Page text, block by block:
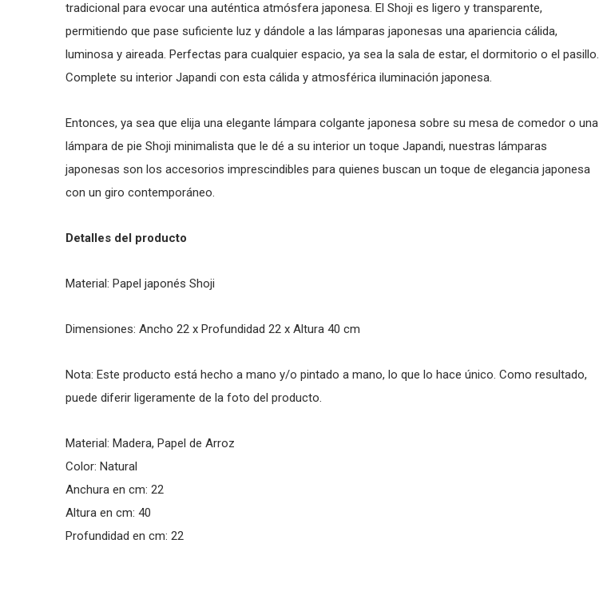
tradicional para evocar una auténtica atmósfera japonesa. El Shoji es ligero y transparente,
permitiendo que pase suficiente luz y dándole a las lámparas japonesas una apariencia cálida,
luminosa y aireada. Perfectas para cualquier espacio, ya sea la sala de estar, el dormitorio o el pasillo.
Complete su interior Japandi con esta cálida y atmosférica iluminación japonesa.
Entonces, ya sea que elija una elegante lámpara colgante japonesa sobre su mesa de comedor o una
lámpara de pie Shoji minimalista que le dé a su interior un toque Japandi, nuestras lámparas
japonesas son los accesorios imprescindibles para quienes buscan un toque de elegancia japonesa
con un giro contemporáneo.
Detalles del producto
Material: Papel japonés Shoji
Dimensiones: Ancho 22 x Profundidad 22 x Altura 40 cm
Nota: Este producto está hecho a mano y/o pintado a mano, lo que lo hace único. Como resultado,
puede diferir ligeramente de la foto del producto.
Material: Madera, Papel de Arroz
Color: Natural
Anchura en cm: 22
Altura en cm: 40
Profundidad en cm: 22